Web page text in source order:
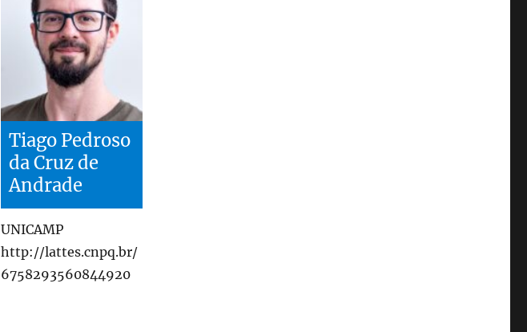
Tiago Pedroso
da Cruz de
Andrade
UNICAMP
http://lattes.cnpq.br/
6758293560844920